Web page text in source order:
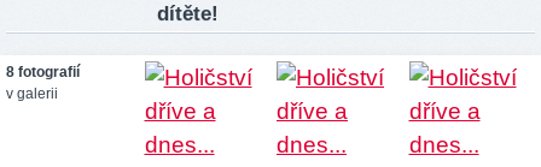
dítěte!
8 fotografií
v galerii